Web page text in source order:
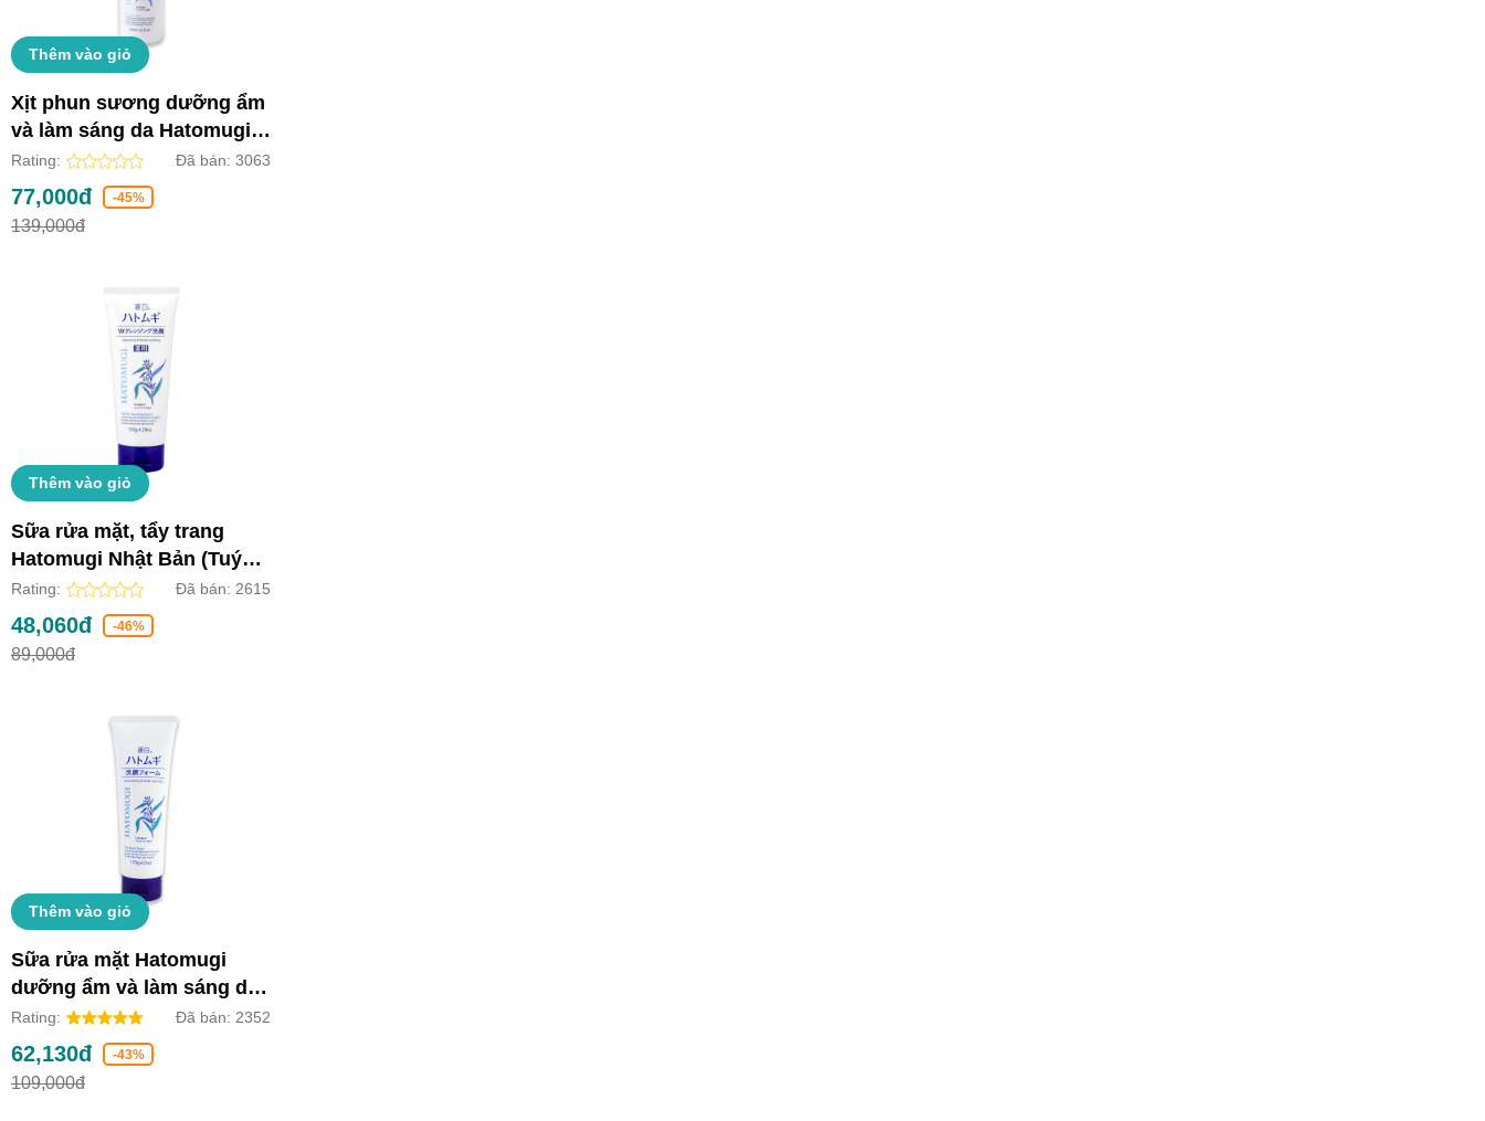
Thêm vào giỏ
Xịt phun sương dưỡng ẩm
và làm sáng da Hatomugi
Nhật Bản (Chai 250ml)
Rating: Đã bán: 3063
77,000đ -45%
139,000đ
Thêm vào giỏ
Sữa rửa mặt, tẩy trang
Hatomugi Nhật Bản (Tuýp
130g)
Rating: Đã bán: 2615
48,060đ -46%
89,000đ
Thêm vào giỏ
Sữa rửa mặt Hatomugi
dưỡng ẩm và làm sáng da
(Tuýp 170g)
Rating: Đã bán: 2352
62,130đ -43%
109,000đ